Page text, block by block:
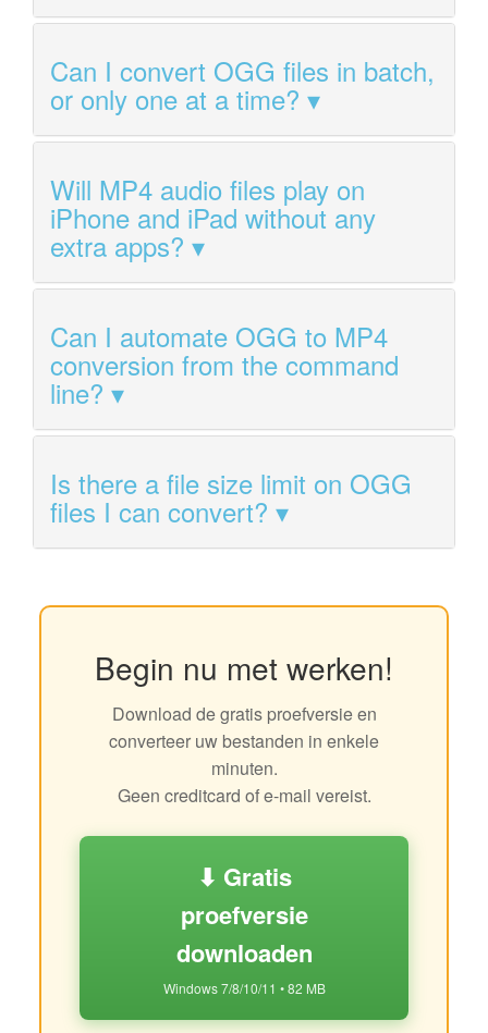
Can I convert OGG files in batch,
or only one at a time?
Will MP4 audio files play on
iPhone and iPad without any
extra apps?
Can I automate OGG to MP4
conversion from the command
line?
Is there a file size limit on OGG
files I can convert?
Begin nu met werken!
Download de gratis proefversie en
converteer uw bestanden in enkele
minuten.
Geen creditcard of e-mail vereist.
⬇ Gratis
proefversie
downloaden
Windows 7/8/10/11 • 82 MB